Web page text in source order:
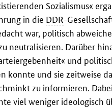
Sozialismus«
in die DDR-
war, politisch
neutralisieren. Darüber
und
konnte und sie zeitweise
zu informieren.
viel weniger ideologisch